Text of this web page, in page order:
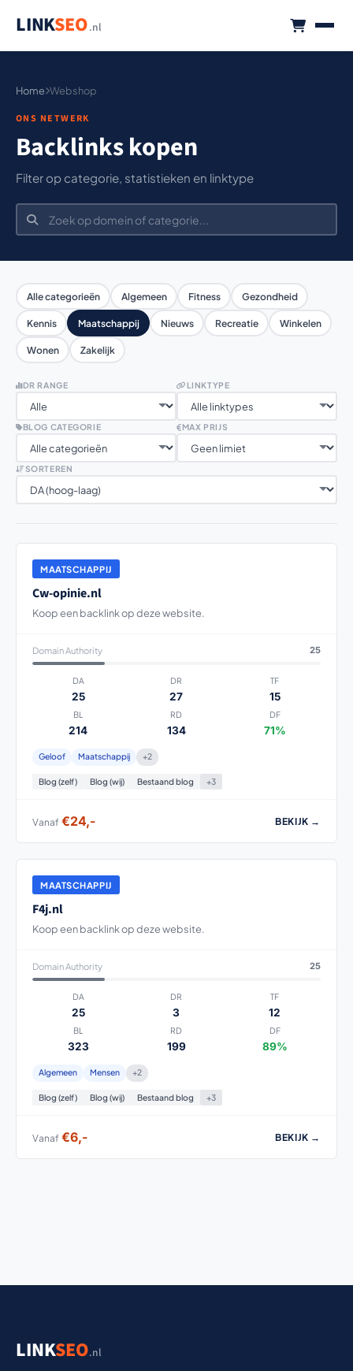
LINKSEO.nl
Home Webshop
ONS NETWERK
Backlinks kopen
Filter op categorie, statistieken en linktype
Alle categorieën Algemeen Fitness Gezondheid
Kennis Maatschappij Nieuws Recreatie Winkelen
Wonen Zakelijk
DR RANGE LINKTYPE
BLOG CATEGORIE MAX PRIJS
SORTEREN
MAATSCHAPPIJ
Cw-opinie.nl
Koop een backlink op deze website.
Domain Authority 25
DA
25
DR
27
TF
15
BL
214
RD
134
DF
71%
Geloof Maatschappij +2
Blog (zelf) Blog (wij) Bestaand blog +3
Vanaf €24,- BEKIJK →
MAATSCHAPPIJ
F4j.nl
Koop een backlink op deze website.
Domain Authority 25
DA
25
DR
3
TF
12
BL
323
RD
199
DF
89%
Algemeen Mensen +2
Blog (zelf) Blog (wij) Bestaand blog +3
Vanaf €6,- BEKIJK →
LINKSEO.nl